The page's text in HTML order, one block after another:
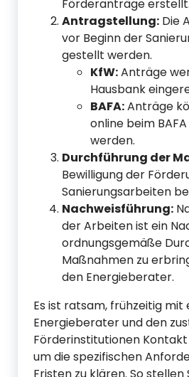
Förderanträge erstellt.
Antragstellung: Die
vor Beginn der
gestellt werden.
KfW:Anträge
Hausbank
BAFA:Anträge
online beim
werden.
Durchführung der
Bewilligung der
Sanierungsarbeiten
Nachweisführung:
der Arbeiten ist ein
ordnungsgemäße
Maßnahmen zu
den Energieberater.
Es ist ratsam, frühzeitig mit
Energieberater und den
Förderinstitutionen
um die spezifischen